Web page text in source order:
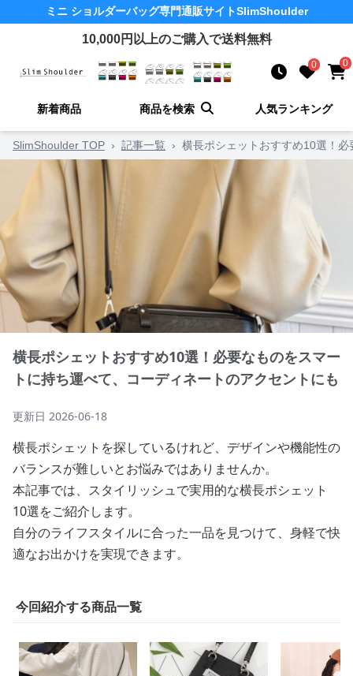
ミニ ショルダーバッグ専門通販サイトSlimShoulder
10,000円以上のご購入で送料無料
0 0
新着商品 商品を検索 人気ランキング
SlimShoulder TOP › 記事一覧 › 横長ポシェットおすすめ10選！
横長ポシェットおすすめ10選！必要なものをスマー
トに持ち運べて、コーディネートのアクセントにも
更新日 2026-06-18
横長ポシェットを探しているけれど、デザインや機能性の
バランスが難しいとお悩みではありませんか。
本記事では、スタイリッシュで実用的な横長ポシェット
10選をご紹介します。
自分のライフスタイルに合った一品を見つけて、身軽で快
適なお出かけを実現できます。
今回紹介する商品一覧